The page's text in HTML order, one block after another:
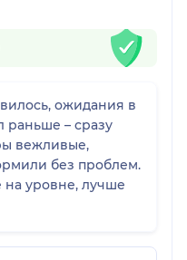
ожидания в
– сразу
вежливые,
без проблем.
на уровне, лучше